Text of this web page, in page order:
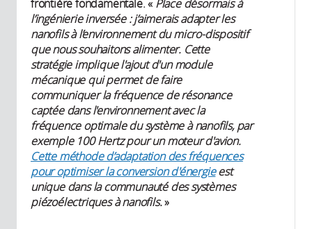
frontière fondamentale. « Place désormais à
l’ingénierie inversée : j’aimerais adapter les
nanofils à l’environnement du micro-dispositif
que nous souhaitons alimenter. Cette
stratégie implique l'ajout d'un module
mécanique qui permet de faire
communiquer la fréquence de résonance
captée dans l'environnement avec la
fréquence optimale du système à nanofils, par
exemple 100 Hertz pour un moteur d'avion.
Cette méthode d’adaptation des fréquences
pour optimiser la conversion d'énergieest
unique dans la communauté des systèmes
piézoélectriques à nanofils.»